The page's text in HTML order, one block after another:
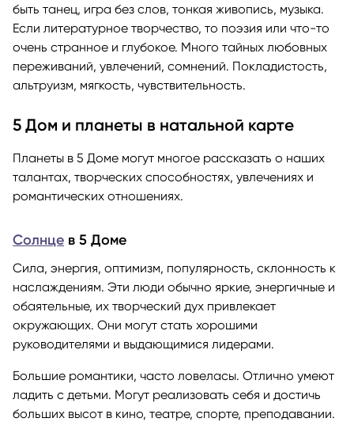
быть танец, игра без слов, тонкая живопись, музыка.
Если литературное творчество, то поэзия или что-то
очень странное и глубокое. Много тайных любовных
переживаний, увлечений, сомнений. Покладистость,
альтруизм, мягкость, чувствительность.
5 Дом и планеты в натальной карте
Планеты в 5 Доме могут многое рассказать о наших
талантах, творческих способностях, увлечениях и
романтических отношениях.
Солнце в 5 Доме
Сила, энергия, оптимизм, популярность, склонность к
наслаждениям. Эти люди обычно яркие, энергичные и
обаятельные, их творческий дух привлекает
окружающих. Они могут стать хорошими
руководителями и выдающимися лидерами.
Большие романтики, часто ловеласы. Отлично умеют
ладить с детьми. Могут реализовать себя и достичь
больших высот в кино, театре, спорте, преподавании.